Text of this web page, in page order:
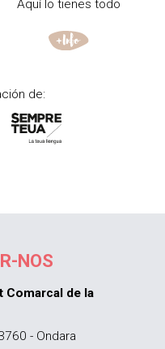
Aquí lo tienes todo
de:
NOS
Comarcal de la
- Ondara